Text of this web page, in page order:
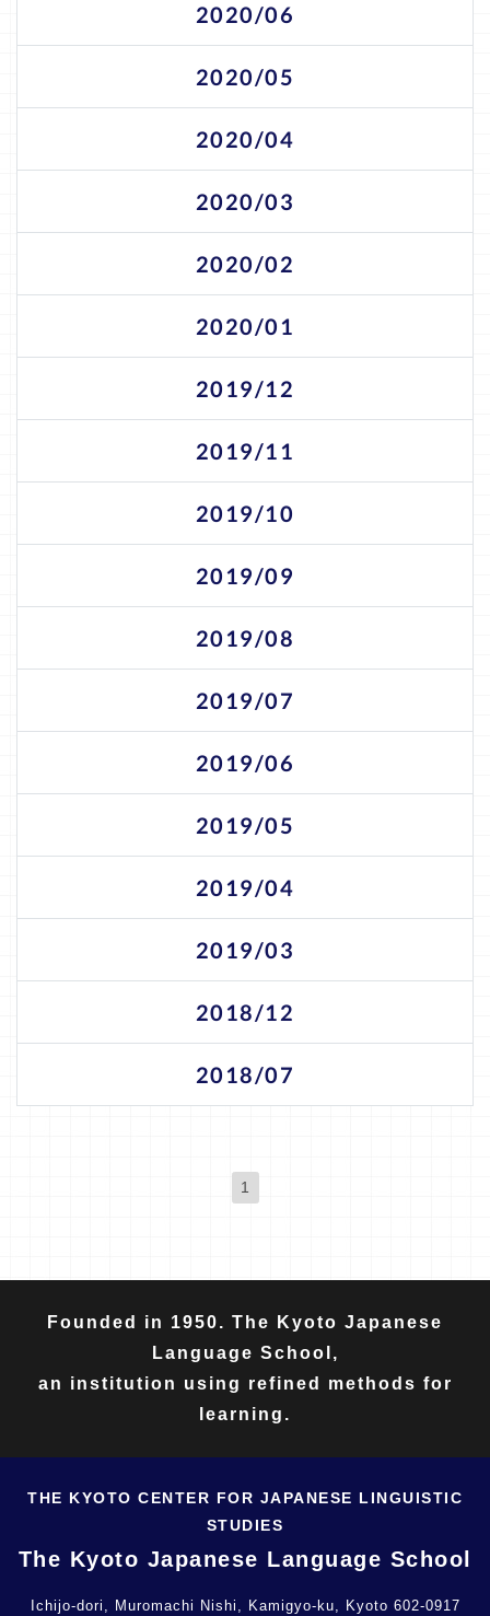
2020/06
2020/05
2020/04
2020/03
2020/02
2020/01
2019/12
2019/11
2019/10
2019/09
2019/08
2019/07
2019/06
2019/05
2019/04
2019/03
2018/12
2018/07
1
Founded in 1950. The Kyoto Japanese
Language School,
an institution using refined methods for
learning.
THE KYOTO CENTER FOR JAPANESE LINGUISTIC
STUDIES
The Kyoto Japanese Language School
Ichijo-dori, Muromachi Nishi, Kamigyo-ku, Kyoto 602-0917